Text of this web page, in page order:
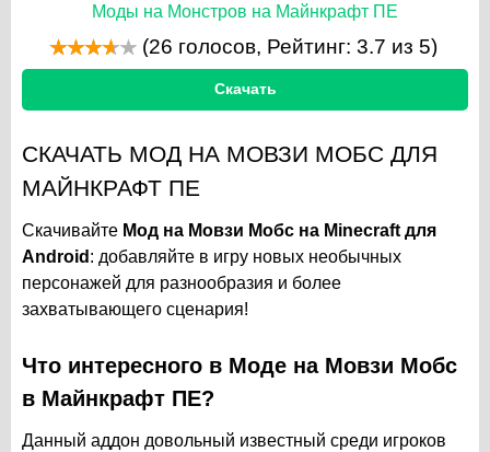
Моды на Монстров на Майнкрафт ПЕ
(26 голосов, Рейтинг: 3.7 из 5)
Скачать
СКАЧАТЬ МОД НА МОВЗИ МОБС ДЛЯ
МАЙНКРАФТ ПЕ
Скачивайте Мод на Мовзи Мобс на Minecraft для
Android : добавляйте в игру новых необычных
персонажей для разнообразия и более
захватывающего сценария!
Что интересного в Моде на Мовзи Мобс
в Майнкрафт ПЕ?
Данный аддон довольный известный среди игроков